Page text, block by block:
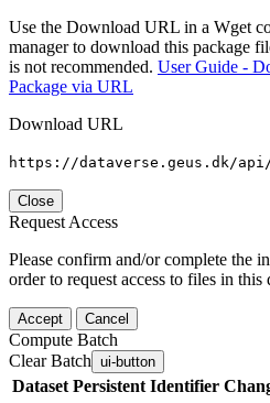
Use the Download URL in a Wget
manager to download this package
is not recommended. User Guide -
Package via URL
Download URL
https://dataverse.geus.dk/
Close
Request Access
Please confirm and/or complete the
order to request access to files in this
Accept Cancel
Compute Batch
Clear Batch ui-button
Dataset Persistent Identifier